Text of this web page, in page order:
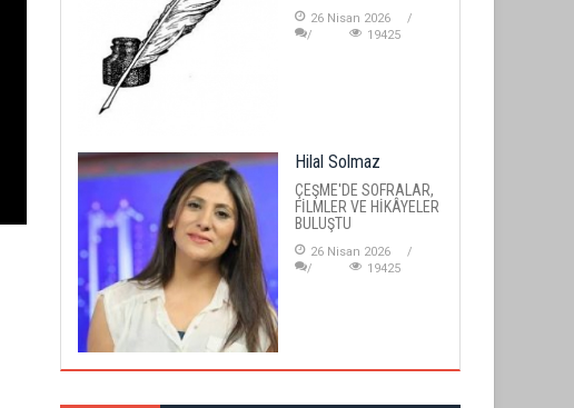
26 Nisan 2026
19425
Hilal Solmaz
ÇEŞME'DE SOFRALAR,
FİLMLER VE HİKÂYELER
BULUŞTU
26 Nisan 2026
19425